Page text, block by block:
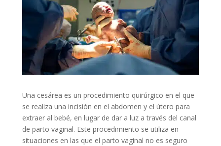
Una cesárea es un procedimiento quirúrgico en el que
se realiza una incisión en el abdomen y el útero para
extraer al bebé, en lugar de dar a luz a través del canal
de parto vaginal. Este procedimiento se utiliza en
situaciones en las que el parto vaginal no es seguro